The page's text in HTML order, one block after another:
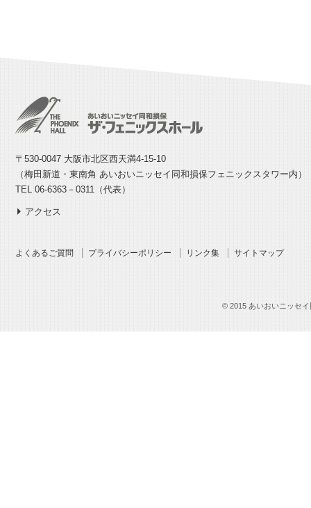
〒530-0047 大阪市北区西天満4-15-10
（梅田新道・東南角 あいおいニッセイ同和損保フェニックスタワー内）
TEL 06-6363－0311（代表）
アクセス
よくあるご質問 プライバシーポリシー リンク集 サイトマップ
© 2015 あいおいニッセ